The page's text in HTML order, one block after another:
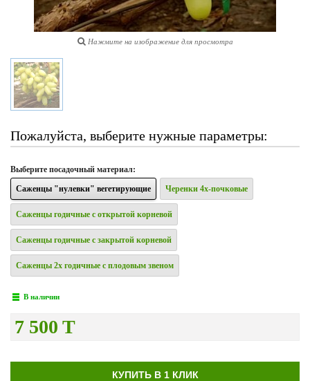
Нажмите на изображение для просмотра
Пожалуйста, выберите нужные параметры:
Выберите посадочный материал:
Саженцы "нулевки" вегетирующие
Черенки 4х-почковые
Саженцы годичные с открытой корневой
Саженцы годичные с закрытой корневой
Саженцы 2х годичные с плодовым звеном
В наличии
7 500 T
КУПИТЬ В 1 КЛИК